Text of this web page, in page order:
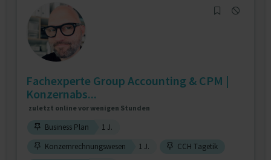
Fachexperte Group Accounting & CPM |
Konzernabs...
zuletzt online vor wenigen Stunden
Business Plan
1 J.
Konzernrechnungswesen
1 J.
CCH Tagetik